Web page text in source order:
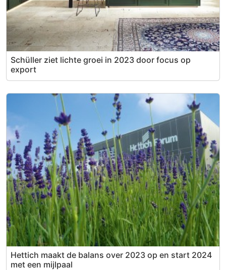
Schüller ziet lichte groei in 2023 door focus op
export
Hettich maakt de balans over 2023 op en start 2024
met een mijlpaal